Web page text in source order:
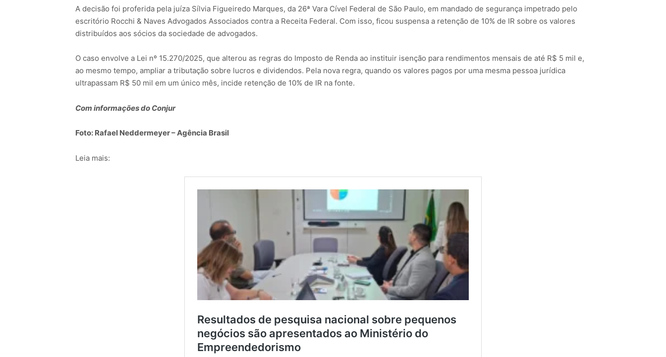
A decisão foi proferida pela juíza Sílvia Figueiredo Marques, da 26ª Vara Cível Federal de São Paulo, em mandado de segurança impetrado pelo
escritório Rocchi & Naves Advogados Associados contra a Receita Federal. Com isso, ficou suspensa a retenção de 10% de IR sobre os valores
distribuídos aos sócios da sociedade de advogados.
O caso envolve a Lei nº 15.270/2025, que alterou as regras do Imposto de Renda ao instituir isenção para rendimentos mensais de até R$ 5 mil e,
ao mesmo tempo, ampliar a tributação sobre lucros e dividendos. Pela nova regra, quando os valores pagos por uma mesma pessoa jurídica
ultrapassam R$ 50 mil em um único mês, incide retenção de 10% de IR na fonte.
Com informações do Conjur
Foto: Rafael Neddermeyer – Agência Brasil
Leia mais: